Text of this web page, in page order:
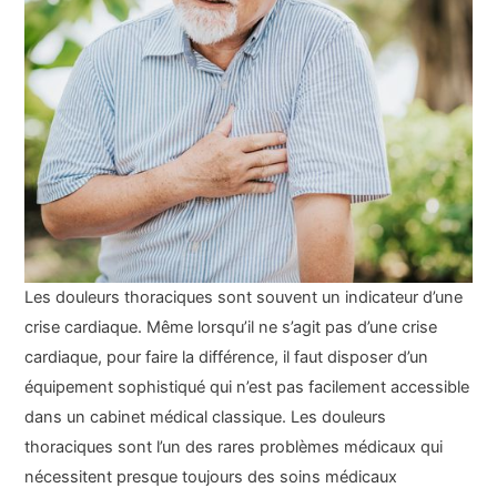
Les douleurs thoraciques sont souvent un indicateur d’une
crise cardiaque. Même lorsqu’il ne s’agit pas d’une crise
cardiaque, pour faire la différence, il faut disposer d’un
équipement sophistiqué qui n’est pas facilement accessible
dans un cabinet médical classique. Les douleurs
thoraciques sont l’un des rares problèmes médicaux qui
nécessitent presque toujours des soins médicaux